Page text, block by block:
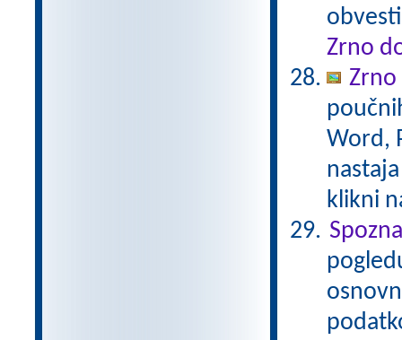
Zrno
Zrno
Word,
klikni